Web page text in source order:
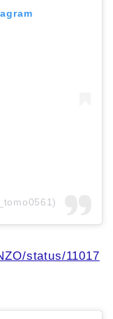
status/11017